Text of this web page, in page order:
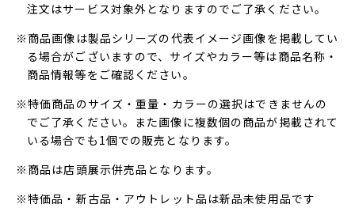
注文はサービス対象外となりますのでご了承ください。
※商品画像は製品シリーズの代表イメージ画像を掲載してい
る場合がございますので、サイズやカラー等は商品名称・
商品情報等をご確認ください。
※特価商品のサイズ・重量・カラーの選択はできませんの
でご了承ください。また画像に複数個の商品が掲載されて
いる場合でも1個での販売となります。
※商品は店頭展示併売品となります。
※特価品・新古品・アウトレット品は新品未使用品です